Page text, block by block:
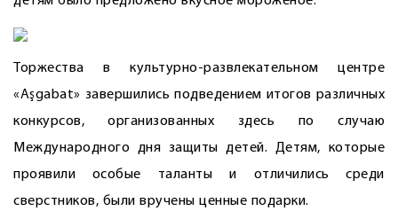
Торжества в культурно-развлекательном центре
«Aşgabat» завершились подведением итогов различных
конкурсов, организованных здесь по случаю
Международного дня защиты детей. Детям, которые
проявили особые таланты и отличились среди
сверстников, были вручены ценные подарки.